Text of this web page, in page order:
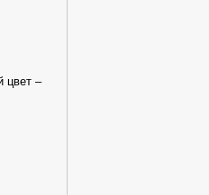
цвет –